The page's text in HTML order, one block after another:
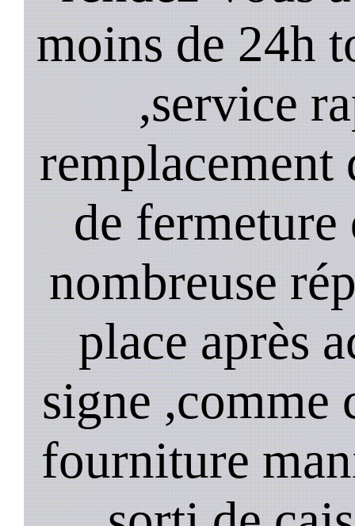
moins de 24h
,service
remplacement
de
nombreuse
place après
signe ,comme
fourniture